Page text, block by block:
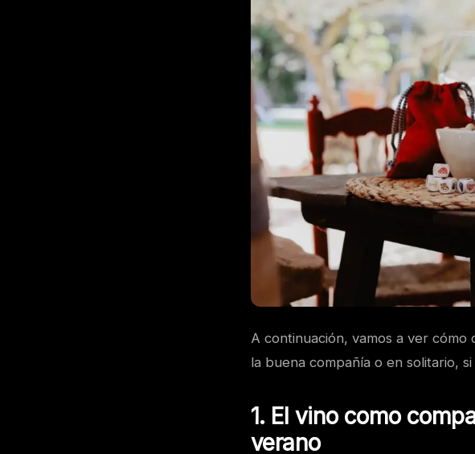
A continuación, vamos a ver
la buena compañía o en solitario,
1. El vino como
verano